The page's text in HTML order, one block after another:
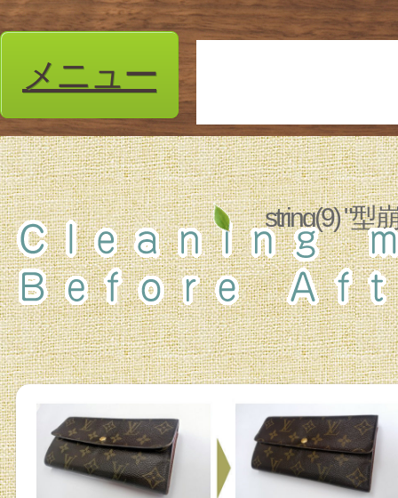
メニュー
string(9) "型